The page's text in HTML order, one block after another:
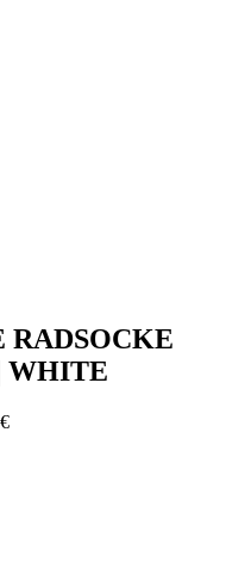
RADSOCKE
WHITE